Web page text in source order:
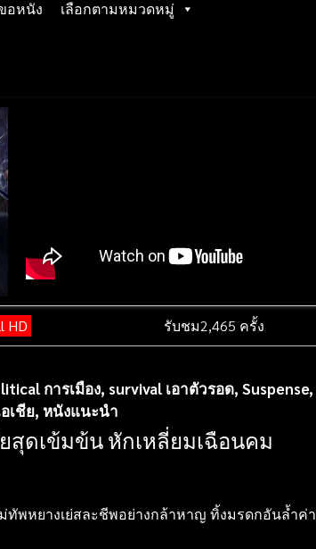
อหนัง เลือกตามหมวดหมู่
HD รับชม2,465 ครั้ง
การเมือง, survival เอาตัวรอด, Suspense,
เชีย, หนังแนะนำ
สุดเข้มข้น หักเหลี่ยมเฉือนคม
ทัพหยางเย่สละชีพอย่างกล้าหาญ ทิ้งมรดกอันล้ำค่า